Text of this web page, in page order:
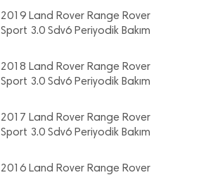
2019 Land Rover Range Rover
Sport 3.0 Sdv6 Periyodik Bakım
2018 Land Rover Range Rover
Sport 3.0 Sdv6 Periyodik Bakım
2017 Land Rover Range Rover
Sport 3.0 Sdv6 Periyodik Bakım
2016 Land Rover Range Rover